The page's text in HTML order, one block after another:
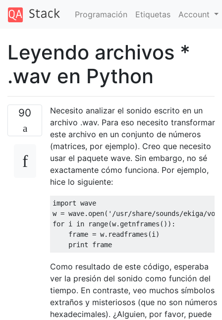
Programación Etiquetas Account
Leyendo archivos *
.wav en Python
90
Necesito analizar el sonido escrito en un
archivo .wav. Para eso necesito transformar
este archivo en un conjunto de números
(matrices, por ejemplo). Creo que necesito
usar el paquete wave. Sin embargo, no sé
exactamente cómo funciona. Por ejemplo,
hice lo siguiente:
import wave
w = wave.open( '/usr/share/sounds/ekiga/
for i in range(w.getnframes()):
    frame = w.readframes(i)
print
Como resultado de este código, esperaba
ver la presión del sonido como función del
tiempo. En contraste, veo muchos símbolos
extraños y misteriosos (que no son números
hexadecimales). ¿Alguien, por favor, puede